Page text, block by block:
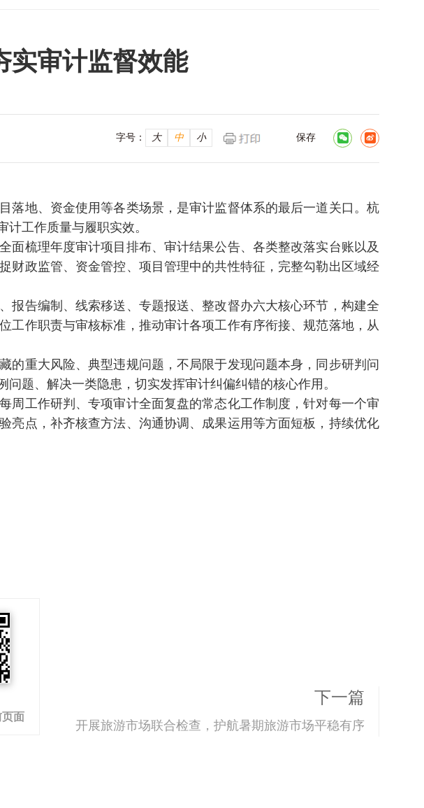
实审计监督效能
字号： 大 中 小 保存
地、资金使用等各类场景，是审计监督体系的最后一道关口。杭
工作质量与履职实效。
梳理年度审计项目排布、审计结果公告、各类整改落实台账以及
财政监管、资金管控、项目管理中的共性特征，完整勾勒出区域经
告编制、线索移送、专题报送、整改督办六大核心环节，构建全
工作职责与审核标准，推动审计各项工作有序衔接、规范落地，从
重大风险、典型违规问题，不局限于发现问题本身，同步研判问
题、解决一类隐患，切实发挥审计纠偏纠错的核心作用。
工作研判、专项审计全面复盘的常态化工作制度，针对每一个审
亮点，补齐核查方法、沟通协调、成果运用等方面短板，持续优化
面
下一篇
开展旅游市场联合检查，护航暑期旅游市场平稳有序